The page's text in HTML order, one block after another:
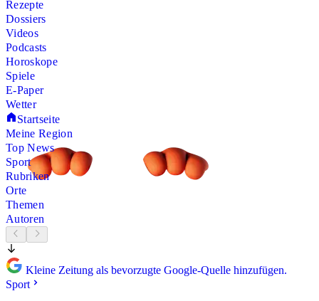
Rezepte
Dossiers
Videos
Podcasts
Horoskope
Spiele
E-Paper
Wetter
Startseite
Meine Region
Top News
Sport
Rubriken
Orte
Themen
Autoren
Kleine Zeitung als bevorzugte Google-Quelle hinzufügen.
Sport